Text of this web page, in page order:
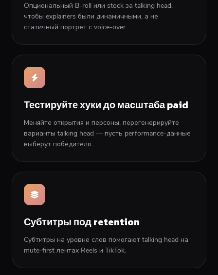
Опциональный B-roll или stock за talking head,
чтобы explainers были динамичными, а не
статичный портрет с voice-over.
Тестируйте хуки до масштаба paid
Меняйте открытия и персоны, перегенерируйте
варианты talking head — пусть performance-данные
выберут победителя.
Субтитры под retention
Субтитры на уровне слов помогают talking head на
mute-first лентах Reels и TikTok.